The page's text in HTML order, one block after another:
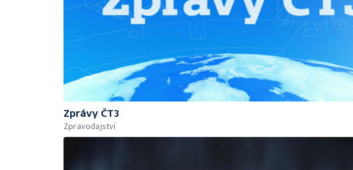
Zprávy ČT3
Zpravodajství